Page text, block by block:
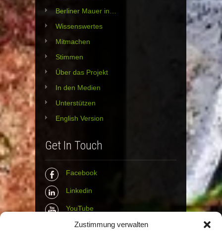
Zustimmung verwalten
Berliner Mauer in…
Wissenswertes
Mitmachen
Stimmen
Über das Projekt
In den Medien
Unterstützen
English Version
Get In Touch
Facebook
Linkedin
YouTube
Instagram